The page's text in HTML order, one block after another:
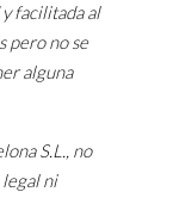
facilitada al
pero no se
alguna
S.L., no
ni